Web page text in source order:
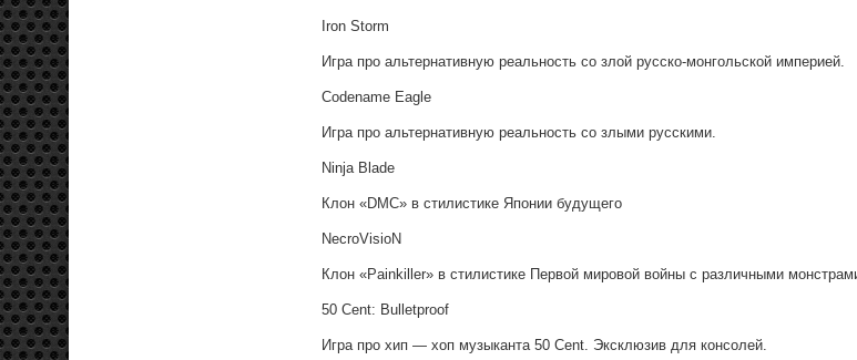
Iron Storm
Игра про альтернативную реальность со злой русско-монгольской империей.
Codename Eagle
Игра про альтернативную реальность со злыми русскими.
Ninja Blade
Клон «DMC» в стилистике Японии будущего
NecroVisioN
Клон «Painkiller» в стилистике Первой мировой войны с различными
50 Cent: Bulletproof
Игра про хип — хоп музыканта 50 Cent. Эксклюзив для консолей.